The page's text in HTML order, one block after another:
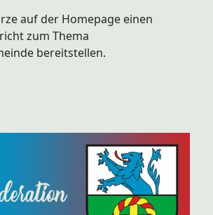
auf der Homepage einen
zum Thema
bereitstellen.